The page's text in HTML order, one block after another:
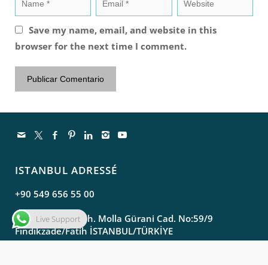
Save my name, email, and website in this
browser for the next time I comment.
ISTANBUL ADRESSÉ
+90 549 656 55 00
Molla Gürani Mah. Molla Gürani Cad. No:59/9
Fındıkzade/Fatih İSTANBUL/TÜRKİYE
Live Support